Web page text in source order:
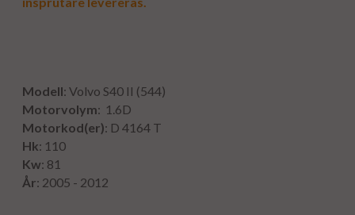
Modell: Volvo S40 II (544)
Motorvolym: 1.6D
Motorkod(er): D 4164 T
Hk: 110
Kw: 81
År: 2005 - 2012